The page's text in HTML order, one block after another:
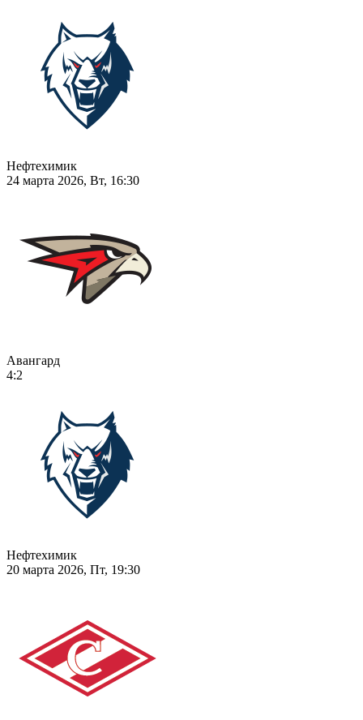
Нефтехимик
24 марта 2026, Вт, 16:30
Авангард
4:2
Нефтехимик
20 марта 2026, Пт, 19:30